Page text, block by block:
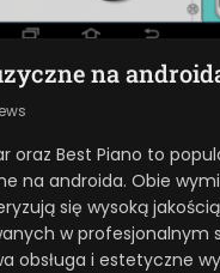
na
oraz Best Piano to
na androida. Obie
się wysoką
w profesjonalnym
obsługa i estetyczne